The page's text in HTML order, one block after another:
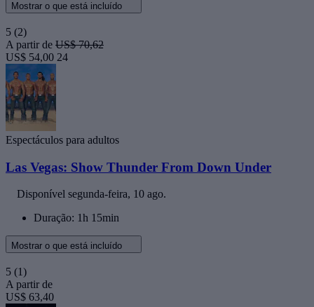
Mostrar o que está incluído
5 (2)
A partir de US$ 70,62
US$ 54,00 24
Espectáculos para adultos
Las Vegas: Show Thunder From Down Under
Disponível segunda-feira, 10 ago.
Duração: 1h 15min
Mostrar o que está incluído
5 (1)
A partir de
US$ 63,40